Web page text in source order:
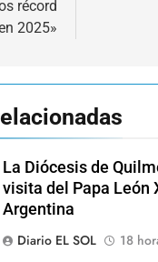
récord
2025»
La Diócesis de
visita del Papa León
Argentina
Diario EL SOL
18